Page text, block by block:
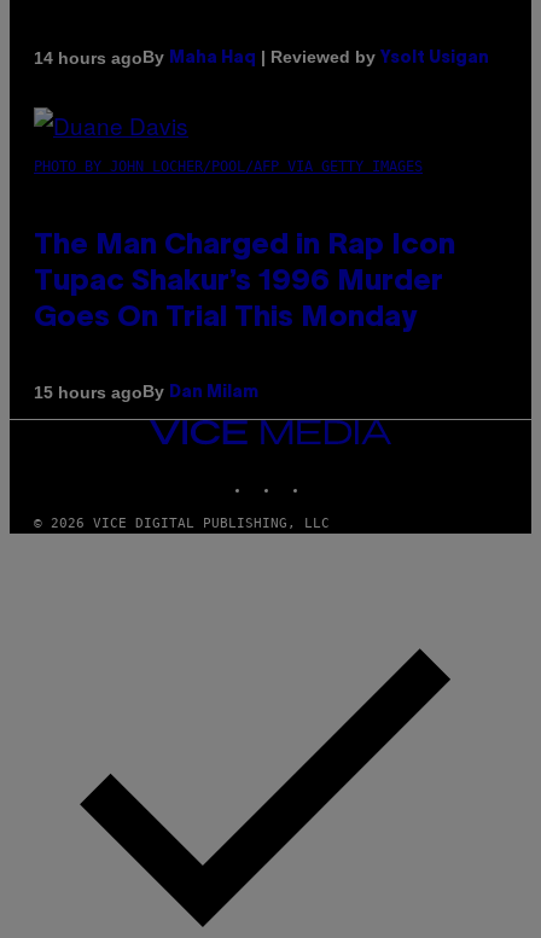
14 hours agoBy Maha Haq | Reviewed by Ysolt Usigan
PHOTO BY JOHN LOCHER/POOL/AFP VIA GETTY IMAGES
The Man Charged in Rap Icon
Tupac Shakur’s 1996 Murder
Goes On Trial This Monday
15 hours agoBy Dan Milam
VICE
© 2026 VICE DIGITAL PUBLISHING, LLC